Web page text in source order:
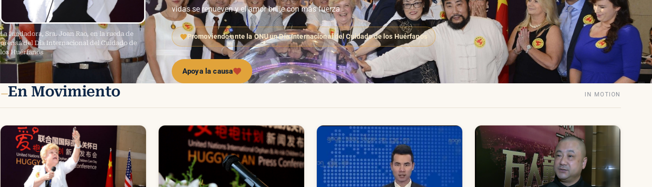
La fundadora, Sra. Joan Rao, en la rueda de
prensa del Día Internacional del Cuidado de
los Huérfanos
vidas se renueven y el amor brille con más fuerza.
Promoviendo ante la ONU un Día Internacional del Cuidado de los Huérfanos
Apoya la causa
—En Movimiento IN MOTION